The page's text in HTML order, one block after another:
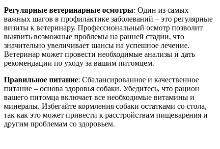
Регулярные ветеринарные осмотры: Один из самых
важных шагов в профилактике заболеваний – это регулярные
визиты к ветеринару. Профессиональный осмотр позволит
выявить возможные проблемы на ранней стадии, что
значительно увеличивает шансы на успешное лечение.
Ветеринар может провести необходимые анализы и дать
рекомендации по уходу за вашим питомцем.
Правильное питание: Сбалансированное и качественное
питание – основа здоровья собаки. Убедитесь, что рацион
вашего питомца включает все необходимые витамины и
минералы. Избегайте кормления собаки остатками со стола,
так как это может привести к расстройствам пищеварения и
другим проблемам со здоровьем.